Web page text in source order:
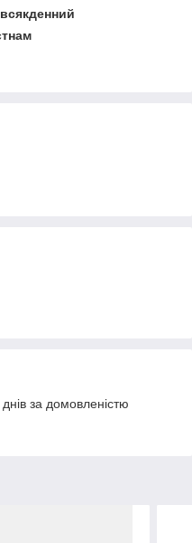
за домовленістю